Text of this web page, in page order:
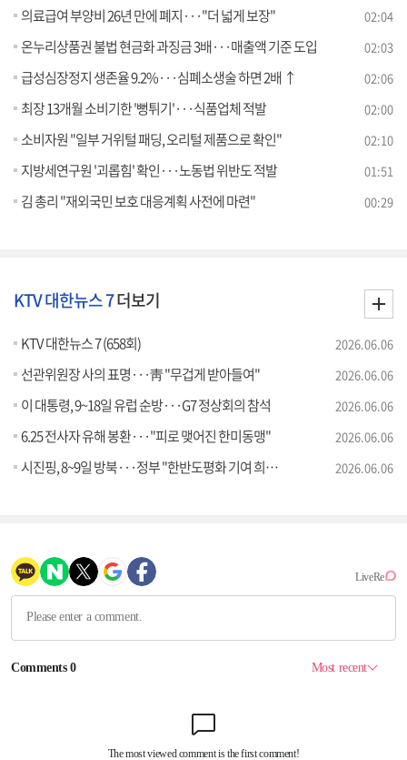
의료급여 부양비 26년 만에 폐지···"더 넓게 보장" 02:04
온누리상품권 불법 현금화 과징금 3배···매출액 기준 도입 02:03
급성심장정지 생존율 9.2%···심폐소생술 하면 2배 ↑ 02:06
최장 13개월 소비기한 '뻥튀기'···식품업체 적발 02:00
소비자원 "일부 거위털 패딩, 오리털 제품으로 확인" 02:10
지방세연구원 '괴롭힘' 확인···노동법 위반도 적발 01:51
김 총리 "재외국민 보호 대응계획 사전에 마련" 00:29
KTV 대한뉴스 7더보기
KTV 대한뉴스 7 (658회) 2026.06.06
선관위원장 사의 표명···靑 "무겁게 받아들여" 2026.06.06
이 대통령, 9~18일 유럽 순방···G7 정상회의 참석 2026.06.06
6.25 전사자 유해 봉환···"피로 맺어진 한미동맹" 2026.06.06
시진핑, 8~9일 방북···정부 "한반도평화 기여 희망" 2026.06.06